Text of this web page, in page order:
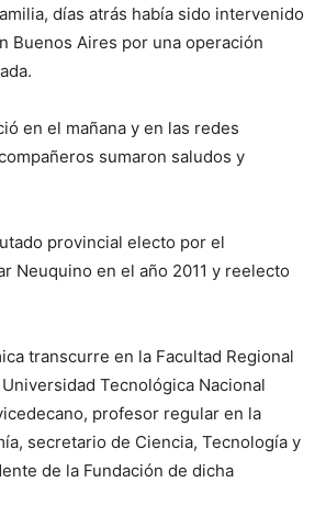
días atrás había sido intervenido
Buenos Aires por una operación
en el mañana y en las redes
sumaron saludos y
provincial electo por el
Neuquino en el año 2011 y reelecto
transcurre en la Facultad Regional
Tecnológica Nacional
profesor regular en la
secretario de Ciencia, Tecnología y
de la Fundación de dicha